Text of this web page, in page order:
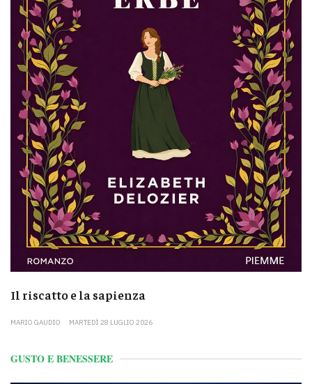
Il riscatto e la sapienza
MARIO GAUDIO MARTEDÌ 28 LUGLIO 2026
GUSTO E BENESSERE